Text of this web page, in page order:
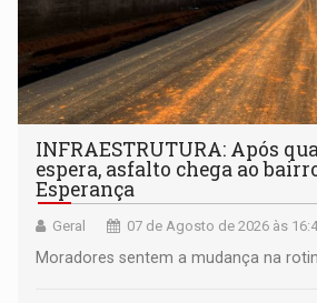
INFRAESTRUTURA: Após
espera, asfalto chega ao
Esperança
Geral 07 de Agosto de 2026 às
Moradores sentem a mudança na